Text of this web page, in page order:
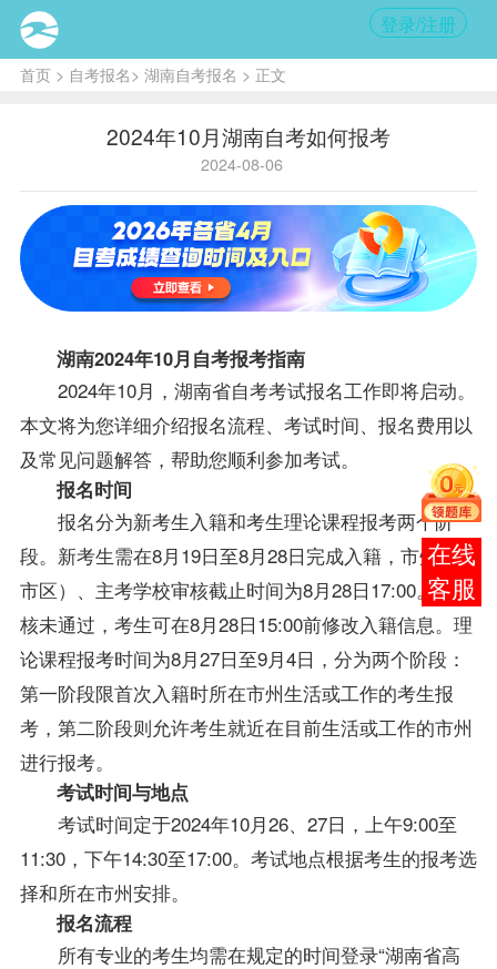
登录/注册
首页> 自考报名> 湖南自考报名 > 正文
2024年10月湖南自考如何报考
2024-08-06
湖南2024年10月自考报考指南
2024年10月，湖南省自考考试报名工作即将启动。
本文将为您详细介绍报名流程、考试时间、报名费用以
及常见问题解答，帮助您顺利参加考试。
报名时间
报名分为新考生入籍和考生理论课程报考两个阶
段。新考生需在8月19日至8月28日完成入籍，市州（县
市区）、主考学校审核截止时间为8月28日17:00。如审
核未通过，考生可在8月28日15:00前修改入籍信息。理
论课程报考时间为8月27日至9月4日，分为两个阶段：
第一阶段限首次入籍时所在市州生活或工作的考生报
考，第二阶段则允许考生就近在目前生活或工作的市州
进行报考。
考试时间与地点
考试时间定于2024年10月26、27日，上午9:00至
11:30，下午14:30至17:00。考试地点根据考生的报考选
择和所在市州安排。
报名流程
所有专业的考生均需在规定的时间登录“湖南省高
报考
咨询